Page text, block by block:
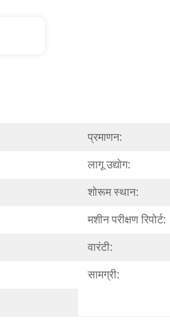
प्रमाणन:
लागू उद्योग:
शोरूम स्थान:
मशीन परीक्षण रिपोर्ट:
वारंटी:
सामग्री: